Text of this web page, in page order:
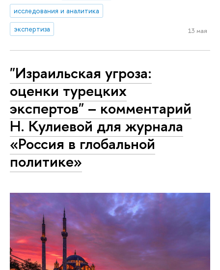
исследования и аналитика
экспертиза
13 мая
"Израильская угроза:
оценки турецких
экспертов" – комментарий
Н. Кулиевой для журнала
«Россия в глобальной
политике»